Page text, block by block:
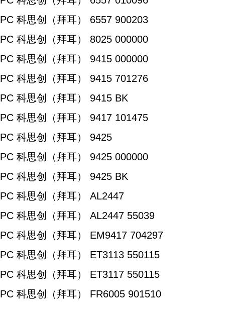
PC 科思创（拜耳） 6557 900203
PC 科思创（拜耳） 8025 000000
PC 科思创（拜耳） 9415 000000
PC 科思创（拜耳） 9415 701276
PC 科思创（拜耳） 9415 BK
PC 科思创（拜耳） 9417 101475
PC 科思创（拜耳） 9425
PC 科思创（拜耳） 9425 000000
PC 科思创（拜耳） 9425 BK
PC 科思创（拜耳） AL2447
PC 科思创（拜耳） AL2447 55039
PC 科思创（拜耳） EM9417 704297
PC 科思创（拜耳） ET3113 550115
PC 科思创（拜耳） ET3117 550115
PC 科思创（拜耳） FR6005 901510